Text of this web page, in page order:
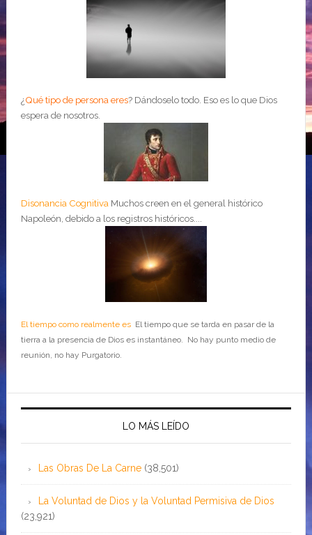
¿Qué tipo de persona eres? Dándoselo todo. Eso es lo que Dios
espera de nosotros.
Disonancia Cognitiva Muchos creen en el general histórico
Napoleón, debido a los registros históricos....
El tiempo como realmente esEl tiempo que se tarda en pasar de la
tierra a la presencia de Dios es instantáneo. No hay punto medio de
reunión, no hay Purgatorio.
LO MÁS LEÍDO
Las Obras De La Carne (38,501)
La Voluntad de Dios y la Voluntad Permisiva de Dios
(23,921)